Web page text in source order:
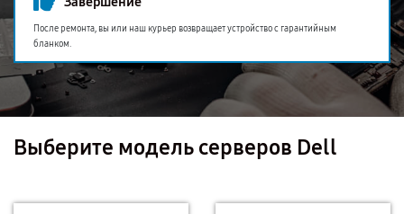
После ремонта, вы или наш курьер возвращает устройство с гарантийным
бланком.
Выберите модель серверов Dell